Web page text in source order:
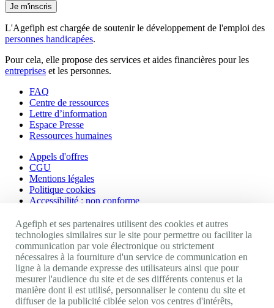
Je m'inscris
L'Agefiph est chargée de soutenir le développement de l'emploi des
personnes handicapées.
Pour cela, elle propose des services et aides financières pour les
entreprises et les personnes.
FAQ
Centre de ressources
Lettre d’information
Espace Presse
Ressources humaines
Appels d'offres
CGU
Mentions légales
Politique cookies
Accessibilité : non conforme
Nos autres sites
Site portail Agefiph
Activateur de progrès
Handinnov
Innovation et recherche
Université du RRH
Agefiph et ses partenaires utilisent des cookies et autres
technologies similaires sur le site pour permettre ou faciliter la
communication par voie électronique ou strictement
nécessaires à la fourniture d'un service de communication en
ligne à la demande expresse des utilisateurs ainsi que pour
mesurer l'audience du site et de ses différents contenus et la
manière dont il est utilisé, personnaliser le contenu du site et
diffuser de la publicité ciblée selon vos centres d'intérêts,